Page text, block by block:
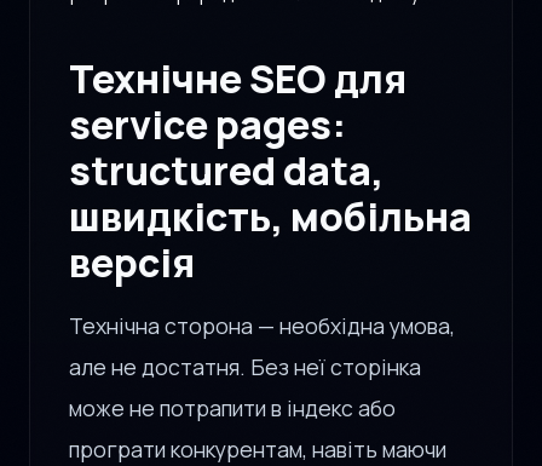
Технічне SEO для
service pages:
structured data,
швидкість, мобільна
версія
Технічна сторона — необхідна умова,
але не достатня. Без неї сторінка
може не потрапити в індекс або
програти конкурентам, навіть маючи